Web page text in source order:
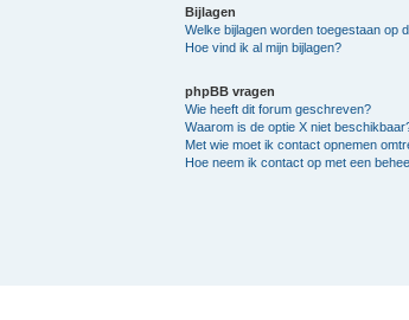
Bijlagen
Welke bijlagen worden toegestaan op
Hoe vind ik al mijn bijlagen?
phpBB vragen
Wie heeft dit forum geschreven?
Waarom is de optie X niet
Met wie moet ik contact opnemen
Hoe neem ik contact op met een